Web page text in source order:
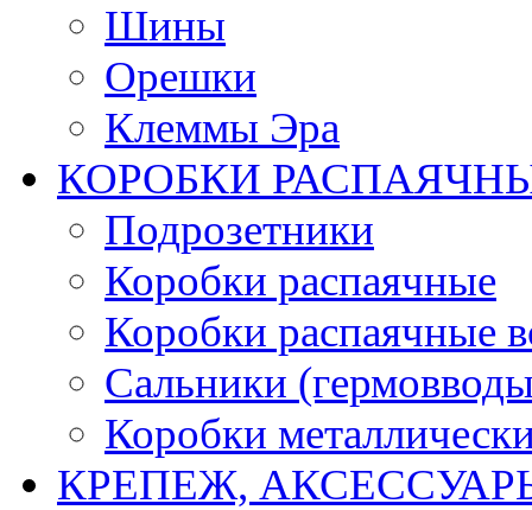
Шины
Орешки
Клеммы Эра
КОРОБКИ
Подрозетники
Коробки распаячные
Коробки распаячные
Сальники
Коробки
КРЕПЕЖ,